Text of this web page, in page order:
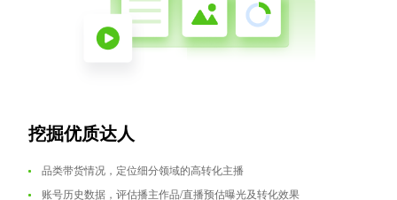
挖掘优质达人
品类带货情况，定位细分领域的高转化主播
账号历史数据，评估播主作品/直播预估曝光及转化效果